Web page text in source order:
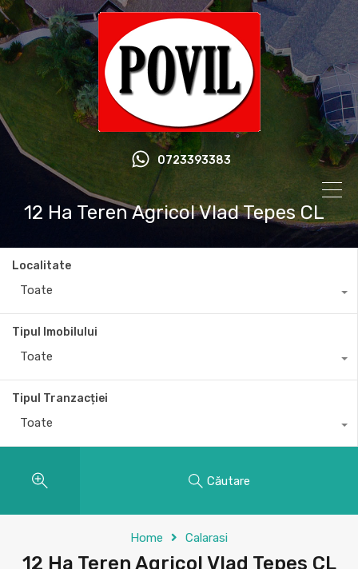
0723393383
12 Ha Teren Agricol Vlad Tepes CL
Localitate
Toate
Tipul Imobilului
Toate
Tipul Tranzacției
Toate
Căutare
Home Calarasi
12 Ha Teren Agricol Vlad Tepes CL